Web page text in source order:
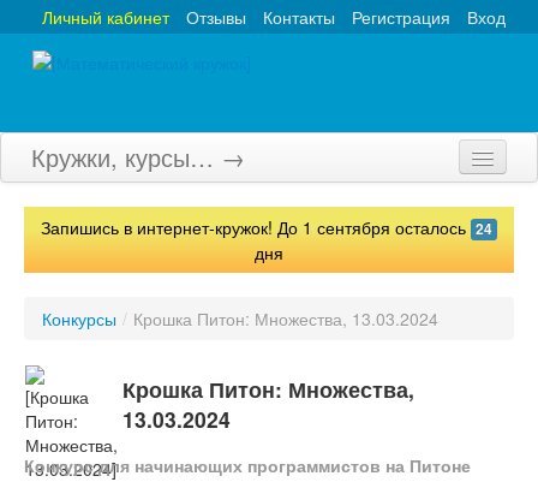
Вход
Регистрация
Контакты
Отзывы
Личный кабинет
Кружки, курсы… →
Главная
Турниры
Конкурсы
Запишись в интернет-кружок! До 1 сентября осталось 24
дня
Конкурсы / Крошка Питон: Множества, 13.03.2024
Крошка Питон: Множества,
13.03.2024
Конкурс для начинающих программистов на Питоне